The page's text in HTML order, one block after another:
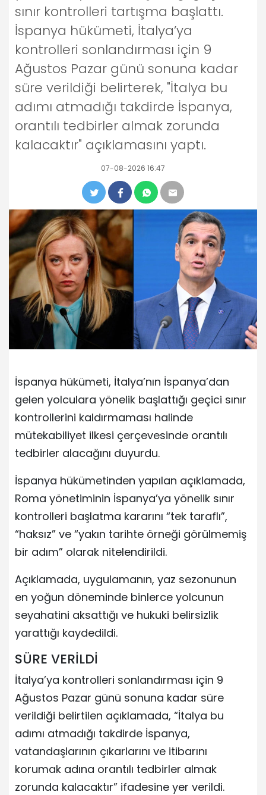
sınır kontrolleri tartışma başlattı.
İspanya hükümeti, İtalya’ya
kontrolleri sonlandırması için 9
Ağustos Pazar günü sonuna kadar
süre verildiği belirterek, "İtalya bu
adımı atmadığı takdirde İspanya,
orantılı tedbirler almak zorunda
kalacaktır" açıklamasını yaptı.
07-08-2026 16:47
İspanya hükümeti, İtalya’nın İspanya’dan
gelen yolculara yönelik başlattığı geçici sınır
kontrollerini kaldırmaması halinde
mütekabiliyet ilkesi çerçevesinde orantılı
tedbirler alacağını duyurdu.
İspanya hükümetinden yapılan açıklamada,
Roma yönetiminin İspanya’ya yönelik sınır
kontrolleri başlatma kararını “tek taraflı”,
“haksız” ve “yakın tarihte örneği görülmemiş
bir adım” olarak nitelendirildi.
Açıklamada, uygulamanın, yaz sezonunun
en yoğun döneminde binlerce yolcunun
seyahatini aksattığı ve hukuki belirsizlik
yarattığı kaydedildi.
SÜRE VERİLDİ
İtalya’ya kontrolleri sonlandırması için 9
Ağustos Pazar günü sonuna kadar süre
verildiği belirtilen açıklamada, “İtalya bu
adımı atmadığı takdirde İspanya,
vatandaşlarının çıkarlarını ve itibarını
korumak adına orantılı tedbirler almak
zorunda kalacaktır” ifadesine yer verildi.